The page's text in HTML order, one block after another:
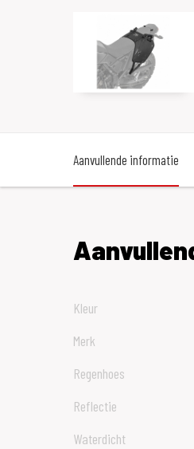
Aanvullende informatie
Kleur
Merk
Regenhoes
Reflectie
Waterdicht